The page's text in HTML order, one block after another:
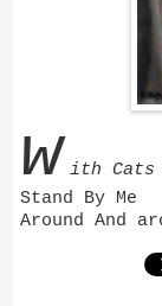
w ith Cats
Stand By Me
Around And